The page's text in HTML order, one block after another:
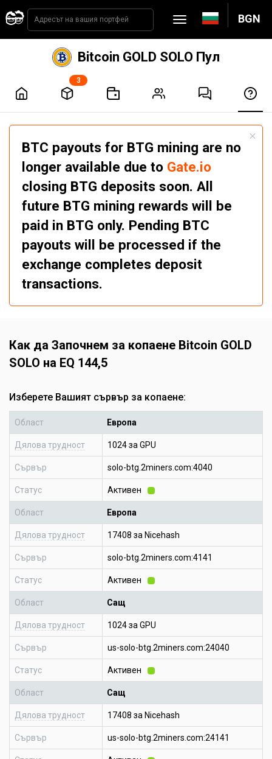
BGN
Bitcoin GOLD SOLO Пул
3
BTC payouts for BTG mining are no
longer available due to Gate.io
closing BTG deposits soon. All
future BTG mining rewards will be
paid in BTG only. Pending BTC
payouts will be processed if the
exchange completes deposit
transactions.
Как да Започнем за копаене Bitcoin GOLD
SOLO на EQ 144,5
Изберете Вашият сървър за копаене:
Област Европа
Дялова трудност 1024 за GPU
Сървър solo-btg.2miners.com:4040
Статус Активен
Област Европа
Дялова трудност 17408 за Nicehash
Сървър solo-btg.2miners.com:4141
Статус Активен
Област Сащ
Дялова трудност 1024 за GPU
Сървър us-solo-btg.2miners.com:24040
Статус Активен
Област Сащ
Дялова трудност 17408 за Nicehash
Сървър us-solo-btg.2miners.com:24141